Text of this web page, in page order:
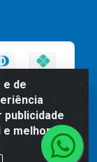
de
publicidade
melhorar a
são válidos